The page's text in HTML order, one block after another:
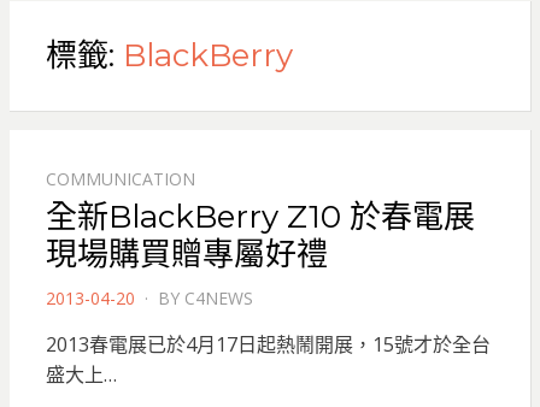
標籤: BlackBerry
COMMUNICATION
全新BlackBerry Z10 於春電展
現場購買贈專屬好禮
POSTED
2013-04-20 BY C4NEWS
2013春電展已於4月17日起熱鬧開展，15號才於全台
盛大上…